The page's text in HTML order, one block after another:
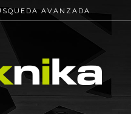
AVANZADA